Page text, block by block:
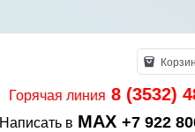
Горячая линия 8 (3532)
Написать в MAX +7 922